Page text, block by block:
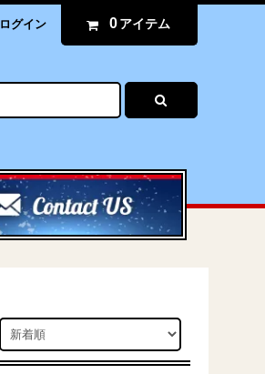
ログイン 0 アイテム